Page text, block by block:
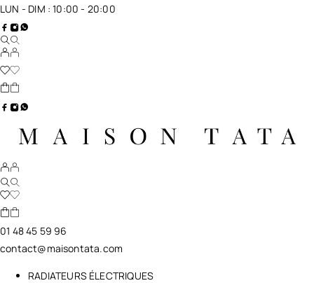
LUN - DIM : 10:00 - 20:00
01 48 45 59 96
contact@maisontata.com
RADIATEURS ÉLECTRIQUES